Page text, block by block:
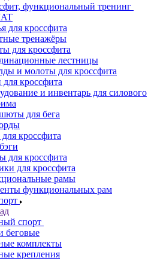
функциональный тренинг
для кроссфита
тренажёры
для кроссфита
лестницы
и молоты для кроссфита
кроссфита
и инвентарь для силового
для бега
кроссфита
для кроссфита
для кроссфита
рамы
функциональных рам
спорт
беговые
комплекты
крепления